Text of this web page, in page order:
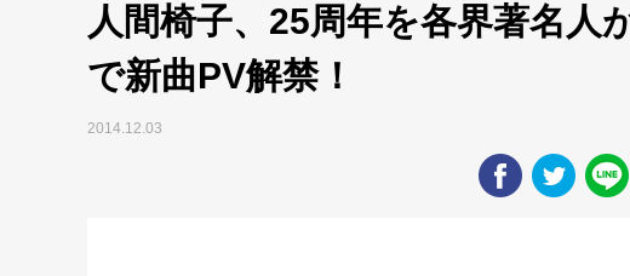
人間椅子、25周年を各界著名人
で新曲PV解禁！
2014.12.03